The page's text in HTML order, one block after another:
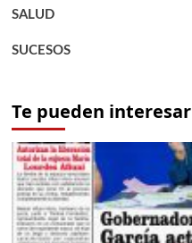
SALUD
SUCESOS
Te pueden interesar